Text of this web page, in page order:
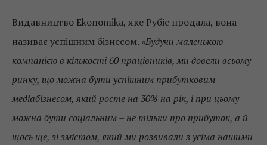
Видавництво Ekonomika, яке Рубіс продала, вона
називає успішним бізнесом. «Будучи маленькою
компанією в кількості 60 працівників, ми довели всьому
ринку, що можна бути успішним прибутковим
медіабізнесом, який росте на 30% на рік, і при цьому
можна бути соціальним – не тільки про прибуток, а й
щось ще, зі змістом, який ми розвивали з усіма нашими